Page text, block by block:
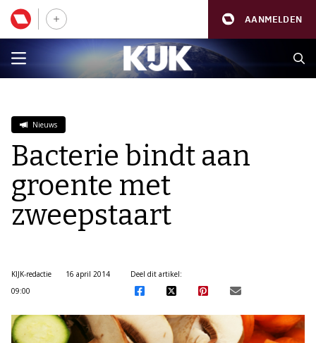
AANMELDEN
Nieuws
Bacterie bindt aan
groente met
zweepstaart
KIJK-redactie
16 april 2014
09:00
Deel dit artikel: